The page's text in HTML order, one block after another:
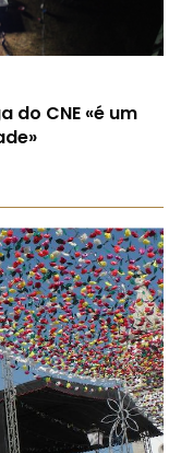
do CNE «é um